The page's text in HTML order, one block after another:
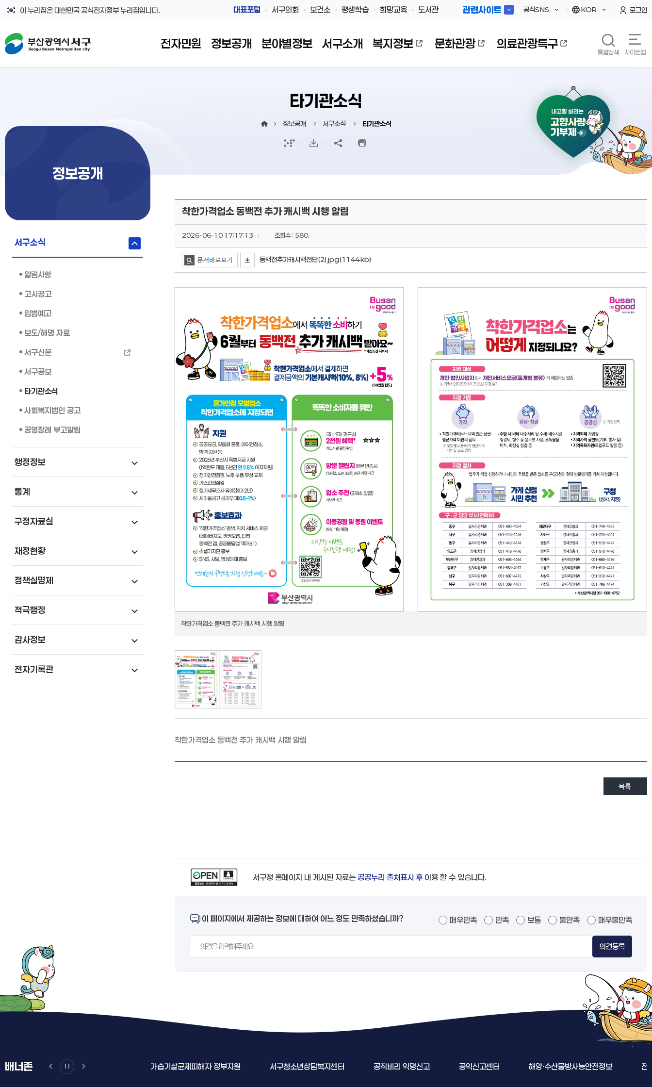
본문 바로가기
메인메뉴 바로가기
이 누리집은 대한민국 공식전자정부 누리집입니다. 대표포털 서구의회 보건소 평생학습 희망교육 도서관 관련사이트 공식SNS KOR 로그인
전자민원 정보공개 분야별정보 서구소개 복지정보 문화관광 의료관광특구
통합검색 사이트맵
정보공개
서구소식
알림사항
고시공고
입법예고
보도/해명 자료
서구신문
서구공보
타기관소식
사회복지법인 공고
공영장례 부고알림
행정정보
통계
구정자료실
재정현황
정책실명제
적극행정
감사정보
전자기록관
타기관소식
정보공개 서구소식 타기관소식
착한가격업소 동백전 추가 캐시백 시행 알림
2026-06-10 17:17:13 조회수 : 580.
동백전추가캐시백전단(2).jpg(1144 kb)
착한가격업소 동백전 추가 캐시백 시행 알림
착한가격업소 동백전 추가 캐시백 시행 알림
서구청 홈페이지 내 게시된 자료는 공공누리 출처표시 후 이용 할 수 있습니다.
이 페이지에서 제공하는 정보에 대하여 어느 정도 만족하셨습니까? 매우만족 만족 보통 불만족 매우불만족
의견등록
배너존
털 부산광역시인터넷방송 가습기살균제피해자 정부지원 서구청소년상담복지센터 공직비리 익명신고 공익신고센터 해양·수산물방사능안전정보 전세사